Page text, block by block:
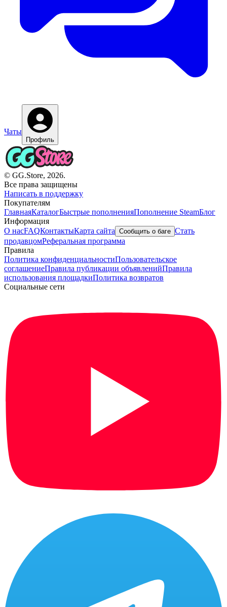
Чаты
Профиль
© GG.Store, 2026.
Все права защищены
Написать в поддержку
Покупателям
ГлавнаяКаталогБыстрые пополненияПополнение SteamБлог
Информация
О насFAQКонтактыКарта сайта Сообщить о баге Стать
продавцомРеферальная программа
Правила
Политика конфиденциальностиПользовательское
соглашениеПравила публикации объявленийПравила
использования площадкиПолитика возвратов
Социальные сети